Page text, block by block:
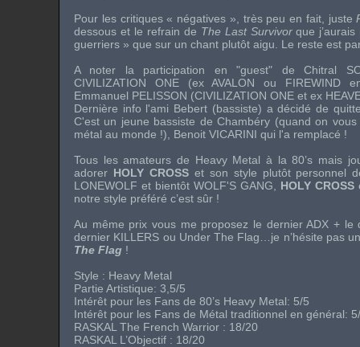
Pour les critiques « négatives », très peu en fait, juste
dessous et le refrain de The Last Survivorque
guerriers » que sur un chant plutôt aigu. Le reste est
A noter la participation en "guest" de Chitral
CIVILIZATION ONE (ex AVALON ou FIREWIND
Emmanuel PELISSON (CIVILIZATION ONE et ex
Dernière info l'ami Bebert (bassiste) a décidé de
C'est un jeune bassiste de Chambéry (quand on
métal au monde !), Benoit VICARINI qui l'a remplacé !
Tous les amateurs de Heavy Metal à la 80’s mais
adorer HOLY CROSSet son style plutôt personnel
LONEWOLF et bientôt WOLF'S GANG HOLY CROSS
notre style préféré c’est sûr !
Au même prix vous me proposez le dernierADX + le
dernier KILLERS ou Under The Flag…je n’hésite pas
The Flag !
Style : Heavy Metal
Partie Artistique: 3,5/5
Intérêt pour les Fans de 80’s Heavy Metal: 5/5
Intérêt pour les Fans de Métal traditionnel en général:
RASKAL The French Warrior : 18/20
RASKAL L’Objectif : 18/20